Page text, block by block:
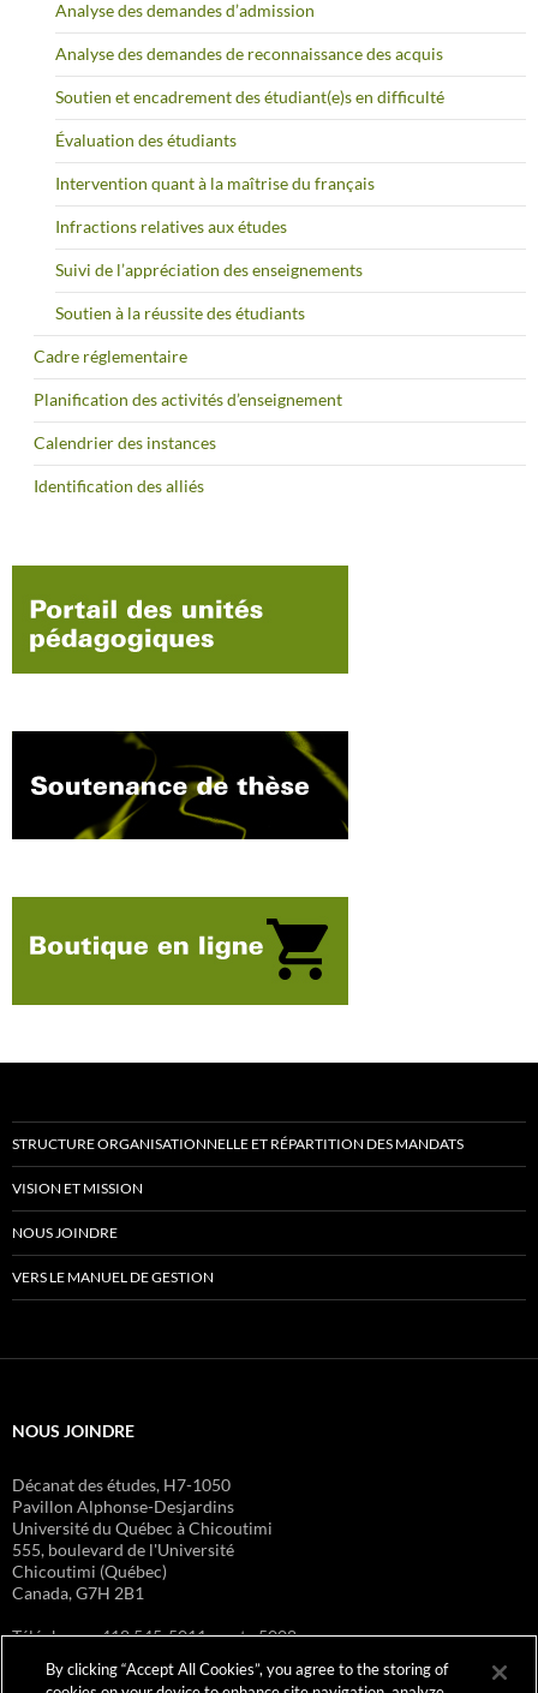
Analyse des demandes d’admission
Analyse des demandes de reconnaissance des acquis
Soutien et encadrement des étudiant(e)s en difficulté
Évaluation des étudiants
Intervention quant à la maîtrise du français
Infractions relatives aux études
Suivi de l’appréciation des enseignements
Soutien à la réussite des étudiants
Cadre réglementaire
Planification des activités d’enseignement
Calendrier des instances
Identification des alliés
STRUCTURE ORGANISATIONNELLE ET RÉPARTITION DES MANDATS
VISION ET MISSION
NOUS JOINDRE
VERS LE MANUEL DE GESTION
NOUS JOINDRE
Décanat des études, H7-1050
Pavillon Alphonse-Desjardins
Université du Québec à Chicoutimi
555, boulevard de l'Université
Chicoutimi (Québec)
Canada, G7H 2B1
Téléphone : 418 545-5011, poste 5008
Adresse courriel :de.direction@uqac.ca
By clicking “Accept All Cookies”, you agree to the storing of